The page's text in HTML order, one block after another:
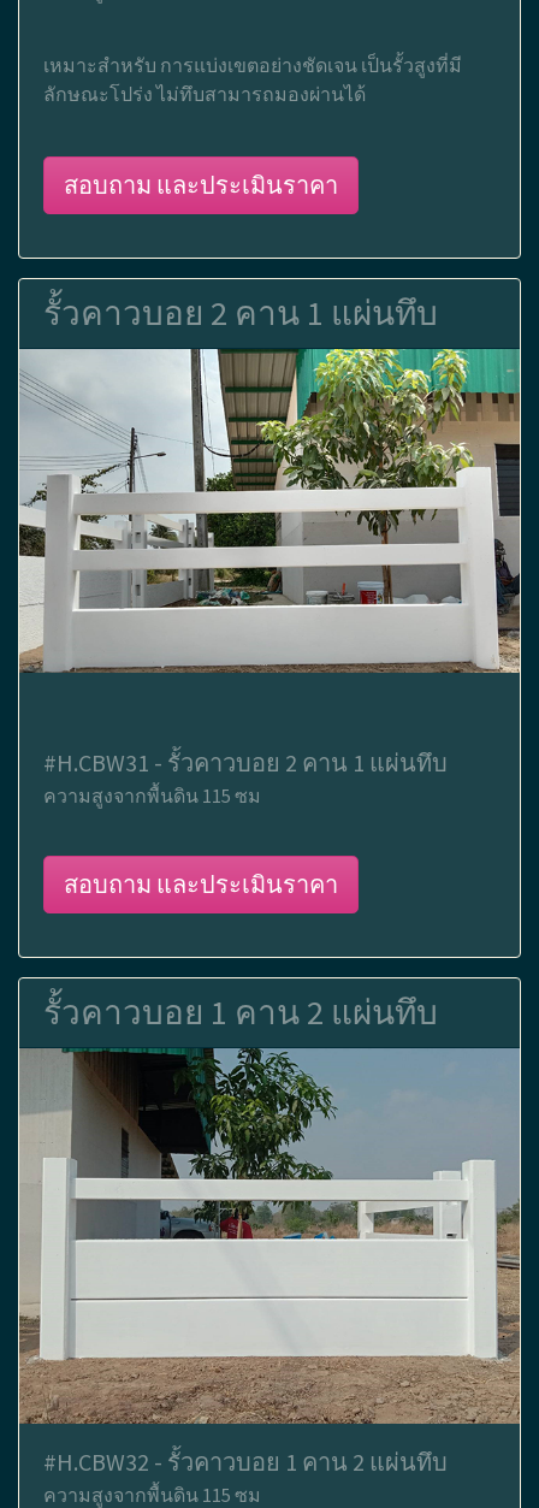
เหมาะสำหรับ การแบ่งเขตอย่างชัดเจน เป็นรั้วสูงที่มี
ลักษณะโปร่ง ไม่ทึบสามารถมองผ่านได้
สอบถาม และประเมินราคา
รั้วคาวบอย 2 คาน 1 แผ่นทึบ
#H.CBW31 - รั้วคาวบอย 2 คาน 1 แผ่นทึบ
ความสูงจากพื้นดิน 115 ซม
สอบถาม และประเมินราคา
รั้วคาวบอย 1 คาน 2 แผ่นทึบ
#H.CBW32 - รั้วคาวบอย 1 คาน 2 แผ่นทึบ
ความสูงจากพื้นดิน 115 ซม